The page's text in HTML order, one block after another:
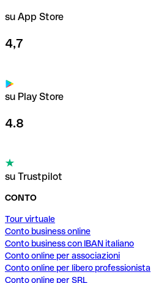
su App Store
4,7
su Play Store
4.8
su Trustpilot
CONTO
Tour virtuale
Conto business online
Conto business con IBAN italiano
Conto online per associazioni
Conto online per libero professionista
Conto online per SRL